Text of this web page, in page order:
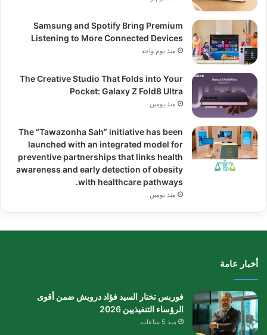
Samsung and Spotify Bring Premium
Listening to More Connected Devices
منذ يوم واحد
The Creative Studio That Folds into Your
Pocket: Galaxy Z Fold8 Ultra
منذ يومين
The “Tawazonha Sah” initiative has been
launched with an integrated model for
preventive partnerships that links health
awareness and early detection of obesity
with healthcare pathways.
منذ يومين
أخبار عامة
فوربس تختار السيد فؤاد درويش ضمن أقوى
الرؤساء التنفيذيين 2026
منذ 5 ساعات